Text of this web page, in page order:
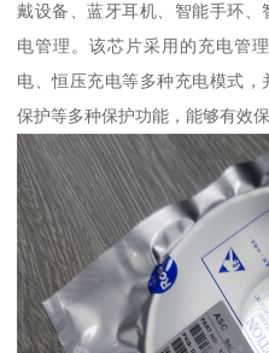
戴设备、蓝牙耳机、智能手环
电管理。该芯片采用的充电管
电、恒压充电等多种充电模式
保护等多种保护功能，能够有效保